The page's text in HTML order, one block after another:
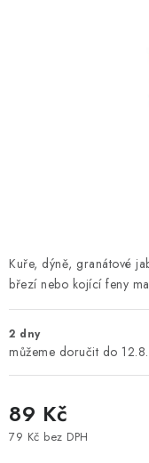
KRÁLÍCI/
Kuře, dýně, granátové
březí nebo kojící feny
2 dny
89 Kč
79 Kč bez DPH